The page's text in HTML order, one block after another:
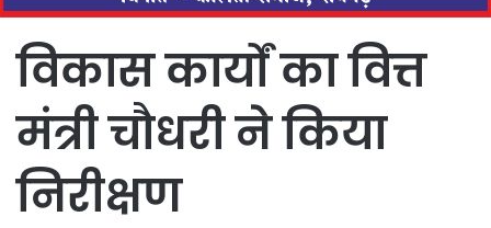
विकास कार्यों का वित्त
मंत्री चौधरी ने किया
निरीक्षण